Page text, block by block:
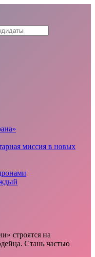
миссия в новых
строятся на
Стань частью